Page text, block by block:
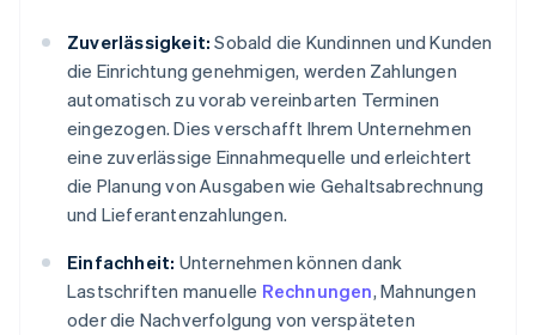
Zuverlässigkeit: Sobald die Kundinnen und Kunden
die Einrichtung genehmigen, werden Zahlungen
automatisch zu vorab vereinbarten Terminen
eingezogen. Dies verschafft Ihrem Unternehmen
eine zuverlässige Einnahmequelle und erleichtert
die Planung von Ausgaben wie Gehaltsabrechnung
und Lieferantenzahlungen.
Einfachheit: Unternehmen können dank
Lastschriften manuelle Rechnungen, Mahnungen
oder die Nachverfolgung von verspäteten